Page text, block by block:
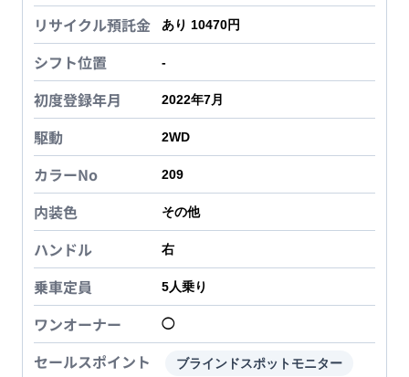
リサイクル預託金 あり 10470円
シフト位置 -
初度登録年月 2022年7月
駆動 2WD
カラーNo 209
内装色 その他
ハンドル 右
乗車定員 5人乗り
ワンオーナー ◯
セールスポイント ブラインドスポットモニター